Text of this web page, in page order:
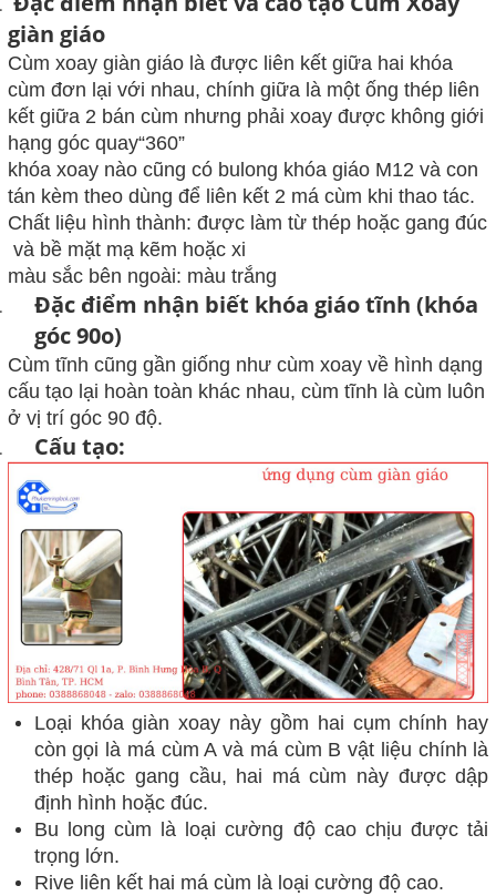
giàn giáo
Cùm xoay giàn giáo là được liên kết giữa hai khóa
cùm đơn lại với nhau, chính giữa là một ống thép liên
kết giữa 2 bán cùm nhưng phải xoay được không giới
hạng góc quay“360”
khóaxoaynào cũng có bulong khóa giáo M12 và con
tán kèm theo dùng để liên kết 2 má cùm khi thao tác.
Chất liệu hình thành: được làm từ théphoặc gang đúc
và bề mặt mạ kẽm hoặc xi
màu sắcbên ngoài: màu trắng
Đặc điểm nhận biết khóa giáo tĩnh (khóa
góc 90o)
Cùm tĩnh cũng gần giống như cùm xoay về hình dạng
cấu tạo lại hoàn toàn khác nhau, cùm tĩnh là cùm luôn
ở vị trí góc 90 độ.
Cấu tạo:
Loại khóa giàn xoay này gồm hai cụmchính hay
còn gọi là má cùm A và má cùm B vật liệu chính là
thép hoặc gang cầu, hai má cùm này được dập
định hình hoặc đúc.
Bu long cùm là loại cường độ cao chịu được tải
trọng lớn.
Rive liên kết hai má cùm là loại cường độ cao.